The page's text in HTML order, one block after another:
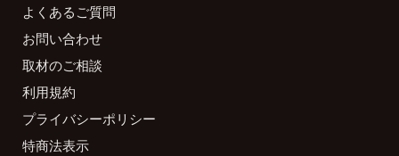
よくあるご質問
お問い合わせ
取材のご相談
利用規約
プライバシーポリシー
特商法表示